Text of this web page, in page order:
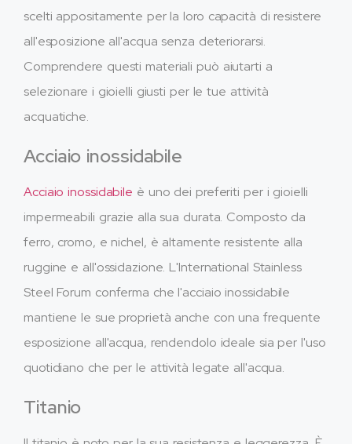
scelti appositamente per la loro capacità di resistere
all'esposizione all'acqua senza deteriorarsi.
Comprendere questi materiali può aiutarti a
selezionare i gioielli giusti per le tue attività
acquatiche.
Acciaio inossidabile
Acciaio inossidabile è uno dei preferiti per i gioielli
impermeabili grazie alla sua durata. Composto da
ferro, cromo, e nichel, è altamente resistente alla
ruggine e all'ossidazione. L'International Stainless
Steel Forum conferma che l'acciaio inossidabile
mantiene le sue proprietà anche con una frequente
esposizione all'acqua, rendendolo ideale sia per l'uso
quotidiano che per le attività legate all'acqua.
Titanio